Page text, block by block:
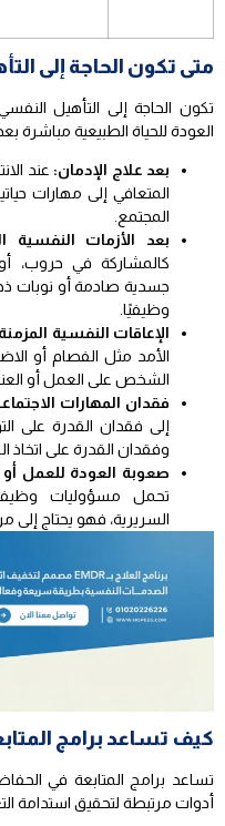
متى تكون الحاجة إلى
تكون الحاجة إلى التأهيل
العودة للحياة الطبيعية مباشرة
بعد علاج الإدمان: عند
المتعافي إلى مهارات
المجتمع.
بعد الأزمات النفسية
كالمشاركة في حروب،
جسدية صادمة أو نوبات
وظيفيًا.
الإعاقات النفسية
الأمد مثل الفصام أو
الشخص على العمل أو
فقدان المهارات
إلى فقدان القدرة على
وفقدان القدرة على اتخاذ
صعوبة العودة للعمل أو
تحمل مسؤوليات
السريرية، فهو يحتاج إلى
كيف تساعد برامج
تساعد برامج المتابعة في
أدوات مرتبطة لتحقيق استدامة